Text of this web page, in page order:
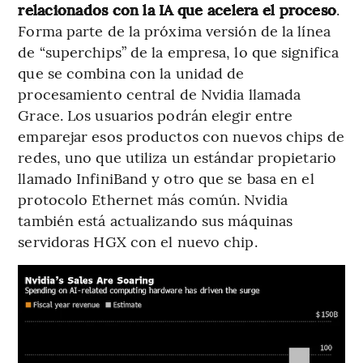
relacionados con la IA que acelera el proceso.
Forma parte de la próxima versión de la línea
de “superchips” de la empresa, lo que significa
que se combina con la unidad de
procesamiento central de Nvidia llamada
Grace. Los usuarios podrán elegir entre
emparejar esos productos con nuevos chips de
redes, uno que utiliza un estándar propietario
llamado InfiniBand y otro que se basa en el
protocolo Ethernet más común. Nvidia
también está actualizando sus máquinas
servidoras HGX con el nuevo chip.